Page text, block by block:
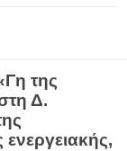
της
Δ.